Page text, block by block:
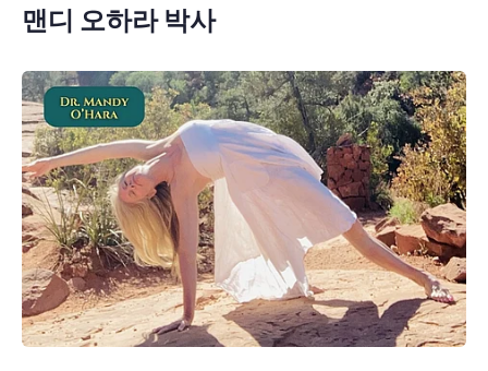
맨디 오하라 박사